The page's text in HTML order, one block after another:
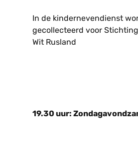
In de kindernevendienst
gecollecteerd voor
Wit Rusland
19.30 uur: